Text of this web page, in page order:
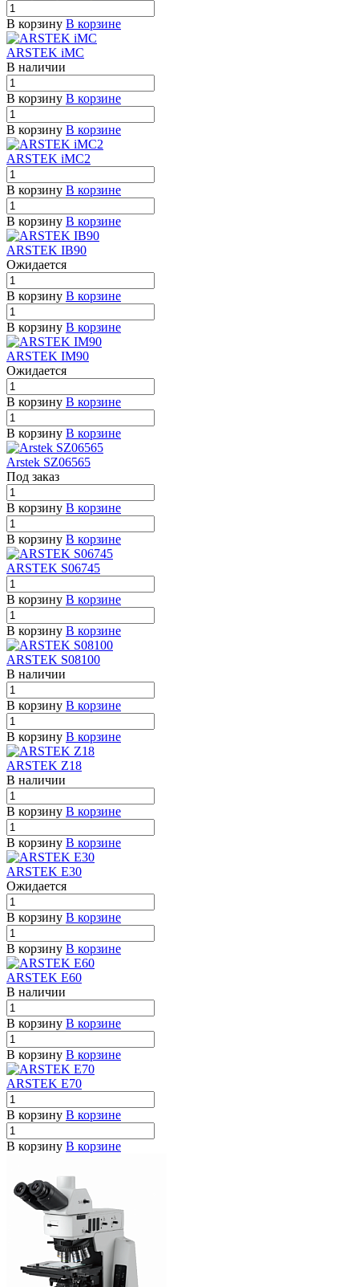
В корзину В корзине
ARSTEK iMC
В наличии
В корзину В корзине
В корзину В корзине
ARSTEK iMC2
В корзину В корзине
В корзину В корзине
ARSTEK IB90
Ожидается
В корзину В корзине
В корзину В корзине
ARSTEK IM90
Ожидается
В корзину В корзине
В корзину В корзине
Arstek SZ06565
Под заказ
В корзину В корзине
В корзину В корзине
ARSTEK S06745
В корзину В корзине
В корзину В корзине
ARSTEK S08100
В наличии
В корзину В корзине
В корзину В корзине
ARSTEK Z18
В наличии
В корзину В корзине
В корзину В корзине
ARSTEK E30
Ожидается
В корзину В корзине
В корзину В корзине
ARSTEK E60
В наличии
В корзину В корзине
В корзину В корзине
ARSTEK E70
В корзину В корзине
В корзину В корзине